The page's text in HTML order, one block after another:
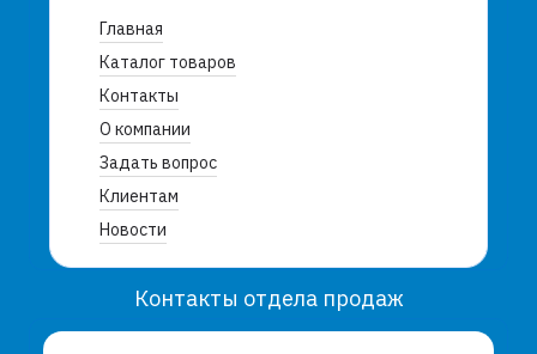
Главная
Каталог товаров
Контакты
О компании
Задать вопрос
Клиентам
Новости
Контакты отдела продаж